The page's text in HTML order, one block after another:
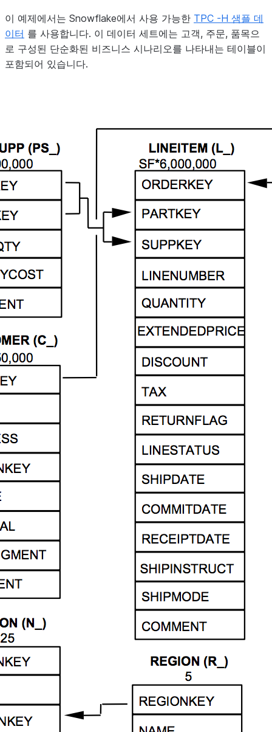
이 예제에서는 Snowflake에서 사용 가능한 TPC -H 샘플 데
이터 를 사용합니다. 이 데이터 세트에는 고객, 주문, 품목으
로 구성된 단순화된 비즈니스 시나리오를 나타내는 테이블이
포함되어 있습니다.